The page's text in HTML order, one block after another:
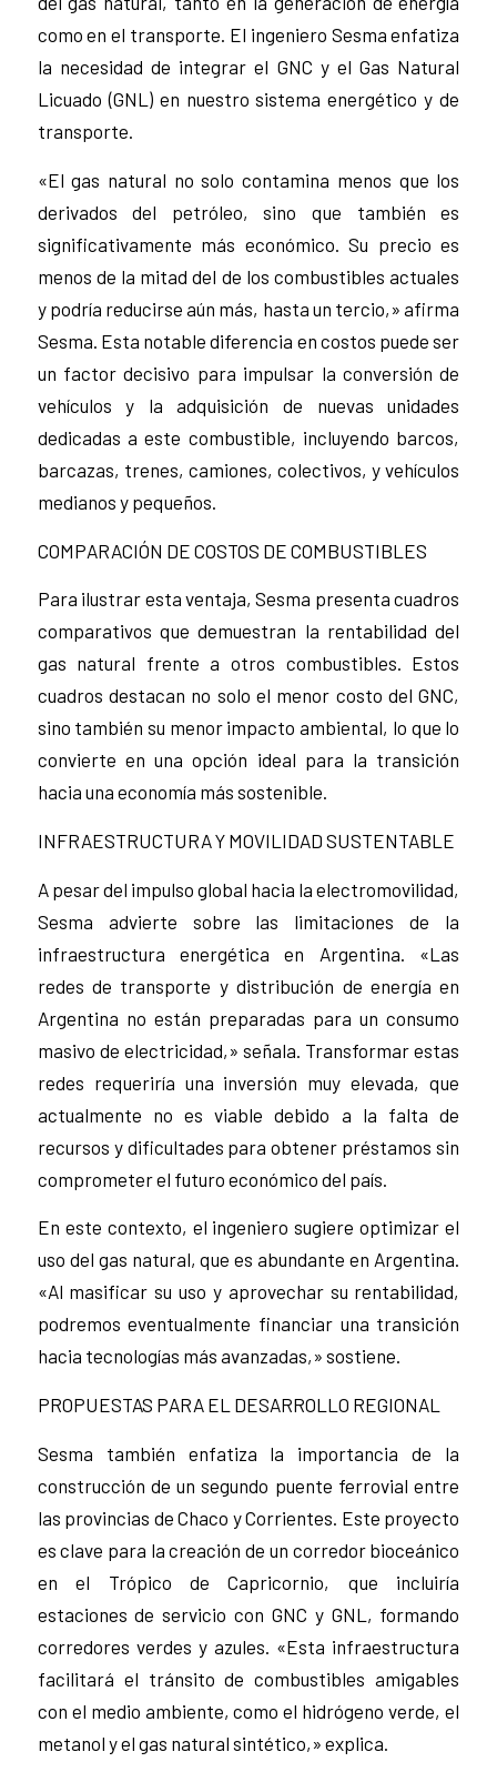
como en el transporte. El ingeniero Sesma enfatiza
la necesidad de integrar el GNC y el Gas Natural
Licuado (GNL) en nuestro sistema energético y de
transporte.
«El gas natural no solo contamina menos que los
derivados del petróleo, sino que también es
significativamente más económico. Su precio es
menos de la mitad del de los combustibles actuales
y podría reducirse aún más, hasta un tercio,» afirma
Sesma. Esta notable diferencia en costos puede ser
un factor decisivo para impulsar la conversión de
vehículos y la adquisición de nuevas unidades
dedicadas a este combustible, incluyendo barcos,
barcazas, trenes, camiones, colectivos, y vehículos
medianos y pequeños.
COMPARACIÓN DE COSTOS DE COMBUSTIBLES
Para ilustrar esta ventaja, Sesma presenta cuadros
comparativos que demuestran la rentabilidad del
gas natural frente a otros combustibles. Estos
cuadros destacan no solo el menor costo del GNC,
sino también su menor impacto ambiental, lo que lo
convierte en una opción ideal para la transición
hacia una economía más sostenible.
INFRAESTRUCTURA Y MOVILIDAD SUSTENTABLE
A pesar del impulso global hacia la electromovilidad,
Sesma advierte sobre las limitaciones de la
infraestructura energética en Argentina. «Las
redes de transporte y distribución de energía en
Argentina no están preparadas para un consumo
masivo de electricidad,» señala. Transformar estas
redes requeriría una inversión muy elevada, que
actualmente no es viable debido a la falta de
recursos y dificultades para obtener préstamos sin
comprometer el futuro económico del país.
En este contexto, el ingeniero sugiere optimizar el
uso del gas natural, que es abundante en Argentina.
«Al masificar su uso y aprovechar su rentabilidad,
podremos eventualmente financiar una transición
hacia tecnologías más avanzadas,» sostiene.
PROPUESTAS PARA EL DESARROLLO REGIONAL
Sesma también enfatiza la importancia de la
construcción de un segundo puente ferrovial entre
las provincias de Chaco y Corrientes. Este proyecto
es clave para la creación de un corredor bioceánico
en el Trópico de Capricornio, que incluiría
estaciones de servicio con GNC y GNL, formando
corredores verdes y azules. «Esta infraestructura
facilitará el tránsito de combustibles amigables
con el medio ambiente, como el hidrógeno verde, el
metanol y el gas natural sintético,» explica.